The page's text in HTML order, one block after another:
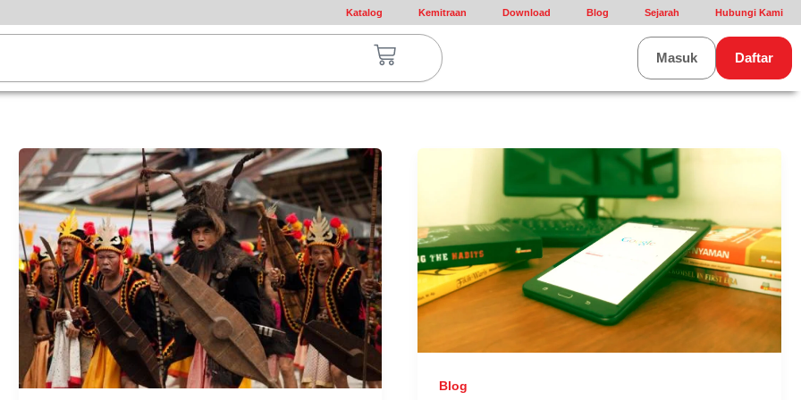
Katalog Kemitraan Download Blog Sejarah Hubungi Kami
Cart Daftar
Masuk
Blog